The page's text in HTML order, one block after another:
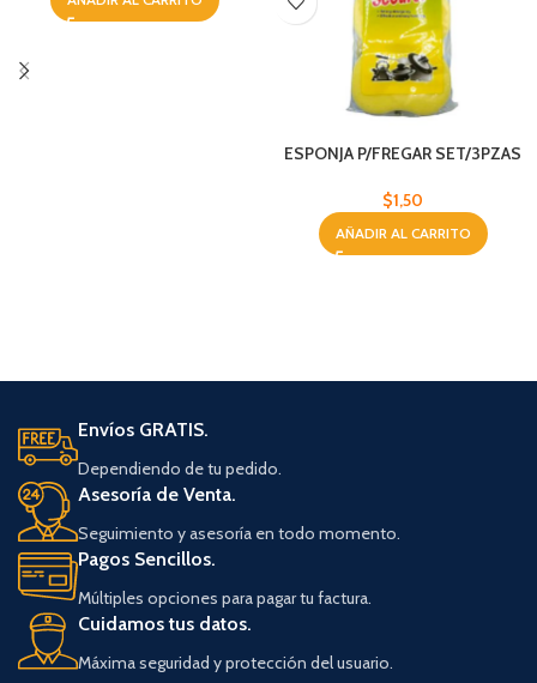
ESPONJA P/FREGAR SET/3PZAS
$1,50
AÑADIR AL CARRITO
Envíos GRATIS.
Dependiendo de tu pedido.
Asesoría de Venta.
Seguimiento y asesoría en todo momento.
Pagos Sencillos.
Múltiples opciones para pagar tu factura.
Cuidamos tus datos.
Máxima seguridad y protección del usuario.